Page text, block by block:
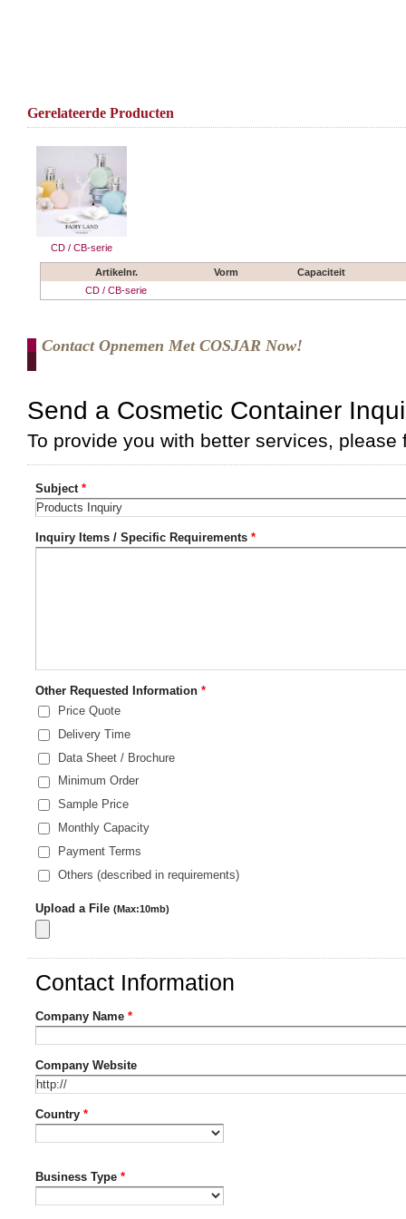
Gerelateerde Producten
CD / CB-serie
Artikelnr. Vorm
Capaciteit
CD / CB-serie
Contact Opnemen Met COSJAR Now!